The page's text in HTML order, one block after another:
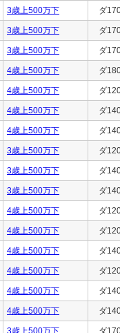
3歳上500万下 ダ
3歳上500万下 ダ
3歳上500万下 ダ
4歳上500万下 ダ
4歳上500万下 ダ
4歳上500万下 ダ
4歳上500万下 ダ
3歳上500万下 ダ
3歳上500万下 ダ
3歳上500万下 ダ
4歳上500万下 ダ
4歳上500万下 ダ
4歳上500万下 ダ
4歳上500万下 ダ
4歳上500万下 ダ
4歳上500万下 ダ
3歳上500万下 ダ